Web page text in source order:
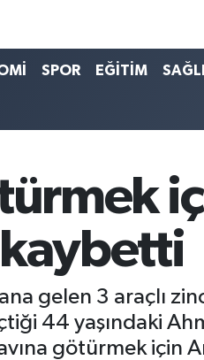
SPOR EĞİTİM
kaybetti
gelen 3 araçlı
44 yaşındaki
götürmek için